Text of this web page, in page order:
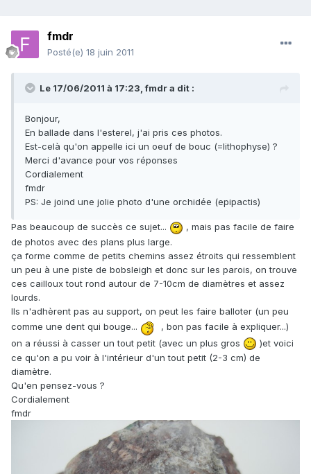
fmdr
Posté(e) 18 juin 2011
Le 17/06/2011 à 17:23, fmdr a dit :
Bonjour,
En ballade dans l'esterel, j'ai pris ces photos.
Est-celà qu'on appelle ici un oeuf de bouc (=lithophyse) ?
Merci d'avance pour vos réponses
Cordialement
fmdr
PS: Je joind une jolie photo d'une orchidée (epipactis)
Pas beaucoup de succès ce sujet...
, mais pas facile de faire
de photos avec des plans plus large.
ça forme comme de petits chemins assez étroits qui ressemblent
un peu à une piste de bobsleigh et donc sur les parois, on trouve
ces cailloux tout rond autour de 7-10cm de diamètres et assez
lourds.
Ils n'adhèrent pas au support, on peut les faire balloter (un peu
comme une dent qui bouge...
, bon pas facile à expliquer...)
on a réussi à casser un tout petit (avec un plus gros
)et voici
ce qu'on a pu voir à l'intérieur d'un tout petit (2-3 cm) de
diamètre.
Qu'en pensez-vous ?
Cordialement
fmdr